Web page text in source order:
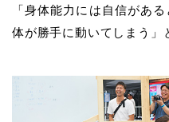
「身体能力には自信があ
体が勝手に動いてしまう」